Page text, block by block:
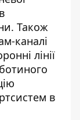
Також
каналі
лінії
в